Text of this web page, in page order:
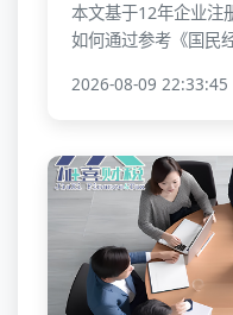
本文基于12年企业注
如何通过参考《国民
2026-08-09 22:33:45